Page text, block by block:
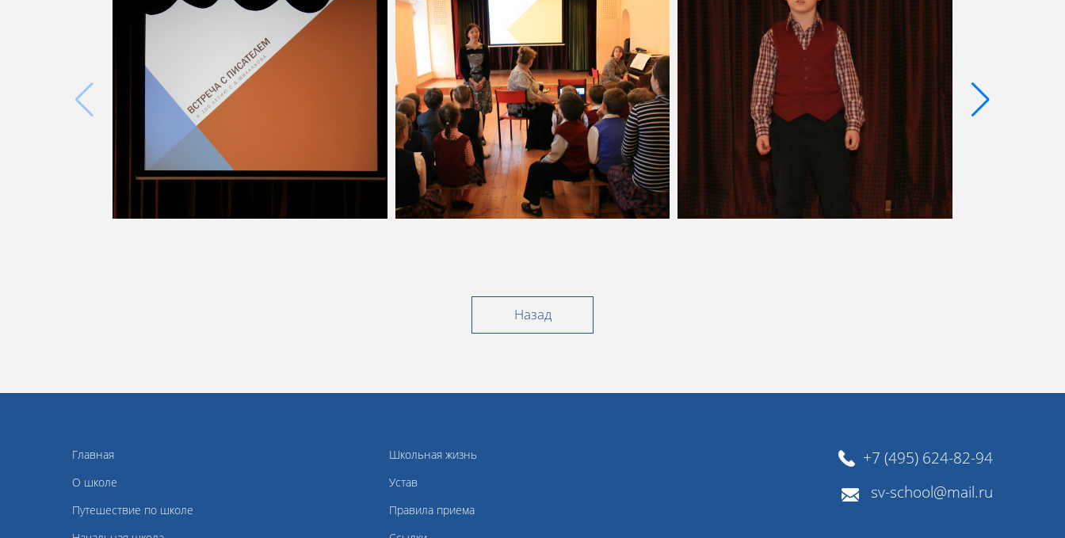
Назад
Главная
О школе
Путешествие по школе
Школьная жизнь
Устав
Правила приема
+7 (495) 624-82-94
sv-school@mail.ru